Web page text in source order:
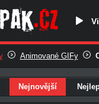
Animované GIFy
Nejnovější